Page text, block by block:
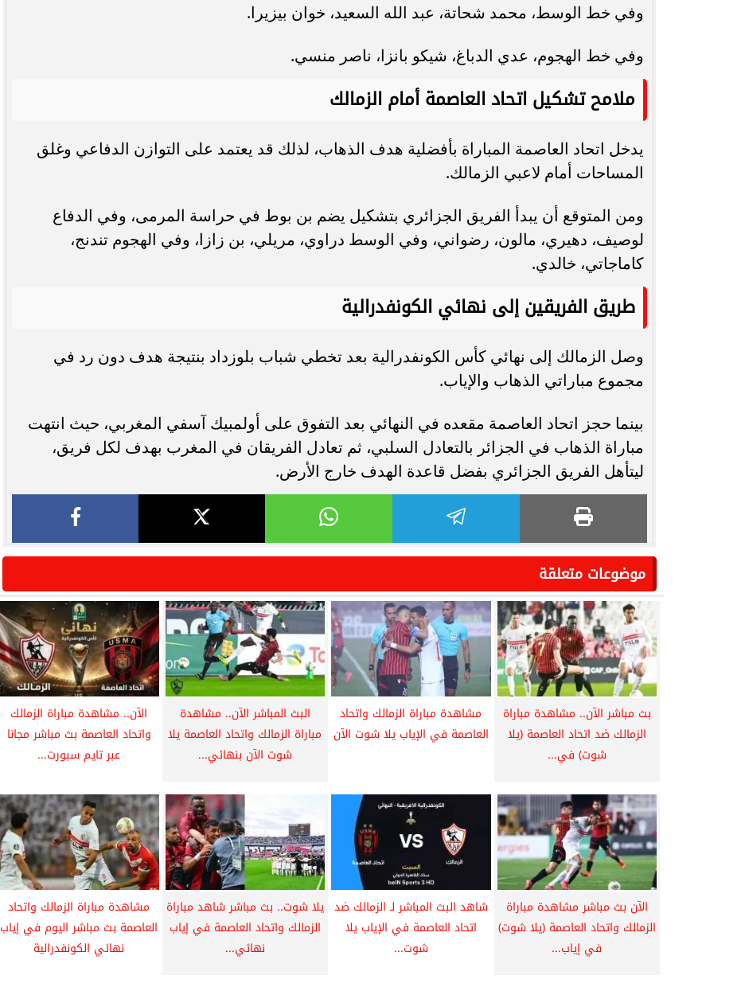
وفي خط الوسط، محمد شحاتة، عبد الله السعيد، خوان بيزيرا.
وفي خط الهجوم، عدي الدباغ، شيكو بانزا، ناصر منسي.
ملامح تشكيل اتحاد العاصمة أمام الزمالك
يدخل اتحاد العاصمة المباراة بأفضلية هدف الذهاب، لذلك قد يعتمد على التوازن الدفاعي وغلق
المساحات أمام لاعبي الزمالك.
ومن المتوقع أن يبدأ الفريق الجزائري بتشكيل يضم بن بوط في حراسة المرمى، وفي الدفاع
لوصيف، دهيري، مالون، رضواني، وفي الوسط دراوي، مريلي، بن زازا، وفي الهجوم تندنج،
كاماجاتي، خالدي.
طريق الفريقين إلى نهائي الكونفدرالية
وصل الزمالك إلى نهائي كأس الكونفدرالية بعد تخطي شباب بلوزداد بنتيجة هدف دون رد في
مجموع مباراتي الذهاب والإياب.
بينما حجز اتحاد العاصمة مقعده في النهائي بعد التفوق على أولمبيك آسفي المغربي، حيث انتهت
مباراة الذهاب في الجزائر بالتعادل السلبي، ثم تعادل الفريقان في المغرب بهدف لكل فريق،
ليتأهل الفريق الجزائري بفضل قاعدة الهدف خارج الأرض.
موضوعات متعلقة
بث مباشر الآن.. مشاهدة مباراة
الزمالك ضد اتحاد العاصمة (يلا
شوت) في...
مشاهدة مباراة الزمالك واتحاد
العاصمة في الإياب يلا شوت الآن
البث المباشر الآن.. مشاهدة
مباراة الزمالك واتحاد العاصمة يلا
شوت الآن بنهائي...
الآن.. مشاهدة مباراة الزمالك
واتحاد العاصمة بث مباشر مجانا
عبر تايم سبورت...
الآن بث مباشر مشاهدة مباراة
الزمالك واتحاد العاصمة (يلا شوت)
في إياب...
شاهد البث المباشر لـ الزمالك ضد
اتحاد العاصمة في الإياب يلا
شوت...
يلا شوت.. بث مباشر شاهد مباراة
الزمالك واتحاد العاصمة في إياب
نهائي...
مشاهدة مباراة الزمالك واتحاد
العاصمة بث مباشر اليوم في إياب
نهائي الكونفدرالية